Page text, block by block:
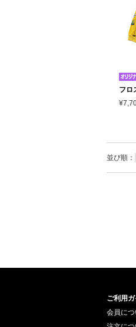
フロ
並び順：
ご利用
会員につ